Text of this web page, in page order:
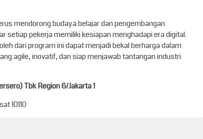
mendorong budaya belajar dan pengembangan
setiap pekerja memiliki kesiapan menghadapi era digital.
dari program ini dapat menjadi bekal berharga dalam
agile, inovatif, dan siap menjawab tantangan industri
Tbk Region 6/Jakarta 1
10110